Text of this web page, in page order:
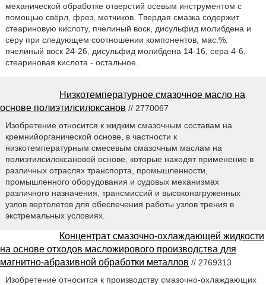
механической обработке отверстий осевым инструментом с
помощью свёрл, фрез, метчиков. Твердая смазка содержит
стеариновую кислоту, пчелиный воск, дисульфид молибдена и
серу при следующем соотношении компонентов, мас.%:
пчелиный воск 24-26, дисульфид молибдена 14-16, сера 4-6,
стеариновая кислота - остальное.
Низкотемпературное смазочное масло на
основе полиэтилсилоксанов // 2770067
Изобретение относится к жидким смазочным составам на
кремнийорганической основе, в частности к
низкотемпературным смесевым смазочным маслам на
полиэтилсилоксановой основе, которые находят применение в
различных отраслях транспорта, промышленности,
промышленного оборудования и судовых механизмах
различного назначения, трансмиссий и высоконагруженных
узлов вертолетов для обеспечения работы узлов трения в
экстремальных условиях.
Концентрат смазочно-охлаждающей жидкости
на основе отходов масложирового производства для
магнитно-абразивной обработки металлов // 2769313
Изобретение относится к производству смазочно-охлаждающих